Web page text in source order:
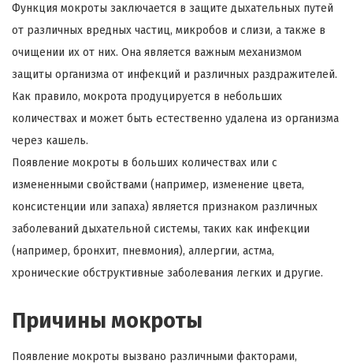
Функция мокроты заключается в защите дыхательных путей
от различных вредных частиц, микробов и слизи, а также в
очищении их от них. Она является важным механизмом
защиты организма от инфекций и различных раздражителей.
Как правило, мокрота продуцируется в небольших
количествах и может быть естественно удалена из организма
через кашель.
Появление мокроты в больших количествах или с
измененными свойствами (например, изменение цвета,
консистенции или запаха) является признаком различных
заболеваний дыхательной системы, таких как инфекции
(например, бронхит, пневмония), аллергии, астма,
хронические обструктивные заболевания легких и другие.
Причины мокроты
Появление мокроты вызвано различными факторами,